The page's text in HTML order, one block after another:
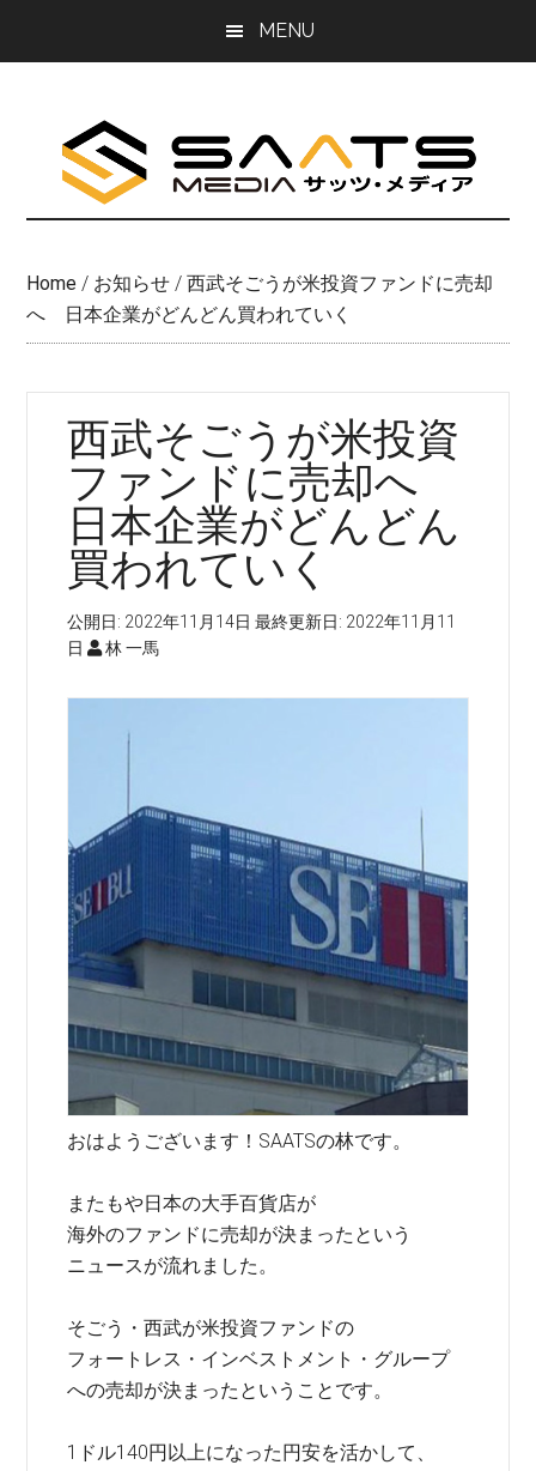
MENU
Home / お知らせ / 西武そごうが米投資ファンドに売却
へ 日本企業がどんどん買われていく
西武そごうが米投資
ファンドに売却へ
日本企業がどんどん
買われていく
公開日: 2022年11月14日 最終更新日: 2022年11月11
日
林 一馬
おはようございます！SAATSの林です。
またもや日本の大手百貨店が
海外のファンドに売却が決まったという
ニュースが流れました。
そごう・西武が米投資ファンドの
フォートレス・インベストメント・グループ
への売却が決まったということです。
1ドル140円以上になった円安を活かして、